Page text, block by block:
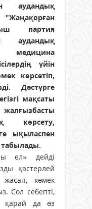
аудандық
партия
аудандық
үйін
көрсетіп,
Дәстүрге
мақсаты
көрсету,
ықыласпен
табылады.
ел» дейді
қастерлей
көмек
Сол себепті,
қарай да өз